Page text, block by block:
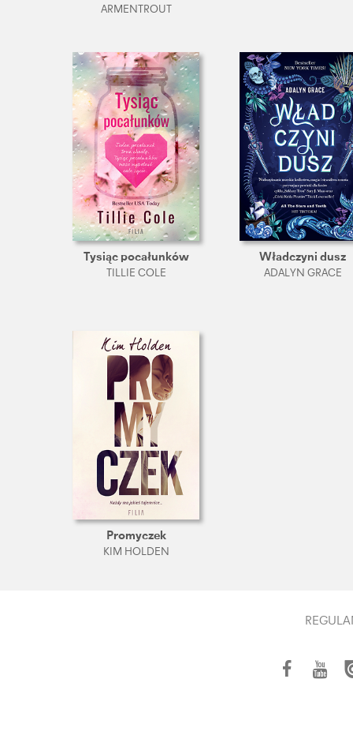
ARMENTROUT
Tysiąc pocałunków
TILLIE COLE
Władczyni dusz
ADALYN GRACE
Promyczek
KIM HOLDEN